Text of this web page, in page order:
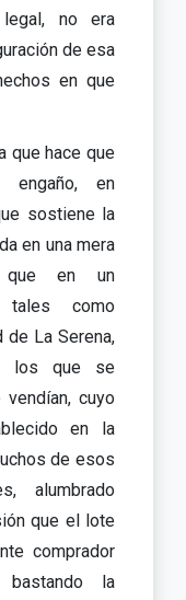
no era
de esa
en que
que hace que
engaño, en
sostiene la
en una mera
que en un
tales como
de La Serena,
los que se
cuyo
en la
de esos
alumbrado
que el lote
comprador
la